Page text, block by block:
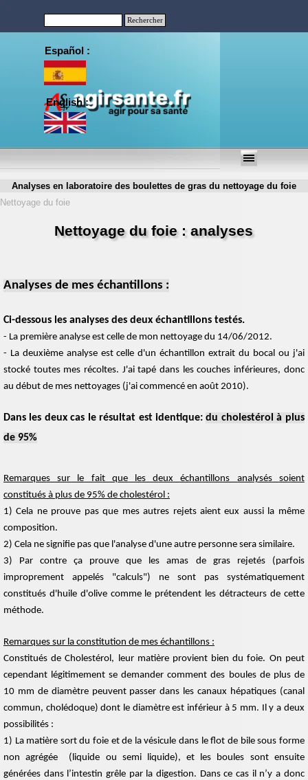
Rechercher
English :
Español :
Analyses en laboratoire des boulettes de gras du nettoyage du foie
Nettoyage du foie
Nettoyage du foie : analyses
Analyses de mes échantillons :
Ci-dessous les analyses des deux échantillons testés.
- La première analyse est celle de mon nettoyage du 14/06/2012.
- La deuxième analyse est celle d'un échantillon extrait du bocal ou j'ai
stocké toutes mes récoltes. J'ai tapé dans les couches inférieures, donc
au début de mes nettoyages (j'ai commencé en août 2010).
Dans les deux cas le résultat est identique:du cholestérol à plus
de 95%
Remarques sur le fait que les deux échantillons analysés soient
constitués à plus de 95% de cholestérol :
1) Cela ne prouve pas que mes autres rejets aient eux aussi la même
composition.
2) Cela ne signifie pas que l'analyse d'une autre personne sera similaire.
3) Par contre ça prouve que les amas de gras rejetés (parfois
improprement appelés "calculs") ne sont pas systématiquement
constitués d'huile d'olive comme le prétendent les détracteurs de cette
méthode.
Remarques sur la constitution de mes échantillons :
Constitués de Cholestérol, leur matière provient bien du foie. On peut
cependant légitimement se demander comment des boules de plus de
10 mm de diamètre peuvent passer dans les canaux hépatiques (canal
commun, cholédoque) dont le diamètre est inférieur à 5 mm. Il y a deux
possibilités :
1) La matière sort du foie et de la vésicule dans le flot de bile sous forme
non agrégée (liquide ou semi liquide), et les boules sont ensuite
générées dans l’intestin grêle par la digestion. Dans ce cas il n’y a donc